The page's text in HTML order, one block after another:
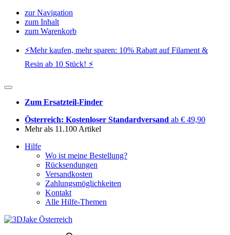
zur Navigation
zum Inhalt
zum Warenkorb
⚡️Mehr kaufen, mehr sparen: 10% Rabatt auf Filament &
Resin ab 10 Stück! ⚡️
Zum Ersatzteil-Finder
Österreich: Kostenloser Standardversand ab € 49,90
Mehr als 11.100 Artikel
Hilfe
Wo ist meine Bestellung?
Rücksendungen
Versandkosten
Zahlungsmöglichkeiten
Kontakt
Alle Hilfe-Themen